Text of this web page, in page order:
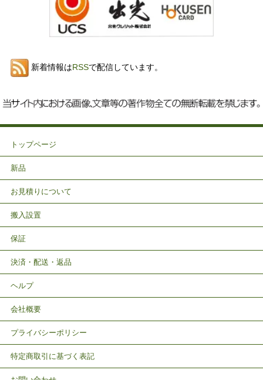
新着情報はRSSで配信しています。
トップページ
新品
お見積りについて
搬入設置
保証
決済・配送・返品
ヘルプ
会社概要
プライバシーポリシー
特定商取引に基づく表記